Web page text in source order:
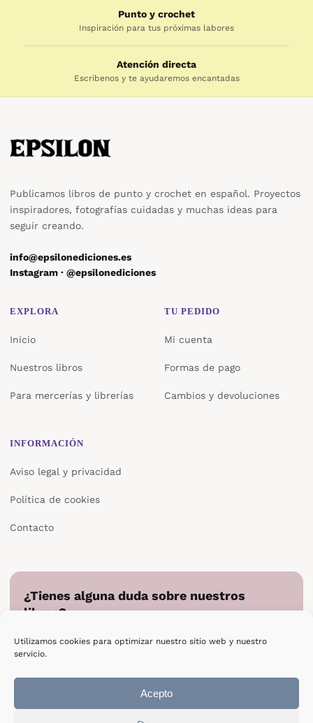
Utilizamos cookies para optimizar nuestro sitio web y nuestro
servicio.
Acepto
Punto y crochet
Inspiración para tus próximas labores
Atención directa
Escríbenos y te ayudaremos encantadas
Publicamos libros de punto y crochet en español. Proyectos
inspiradores, fotografías cuidadas y muchas ideas para
seguir creando.
info@epsilonediciones.es
Instagram · @epsilonediciones
EXPLORA
Inicio
Nuestros libros
Para mercerías y librerías
TU PEDIDO
Mi cuenta
Formas de pago
Cambios y devoluciones
INFORMACIÓN
Aviso legal y privacidad
Política de cookies
Contacto
¿Tienes alguna duda sobre nuestros
libros?
directamente.
Escribir a Epsilon